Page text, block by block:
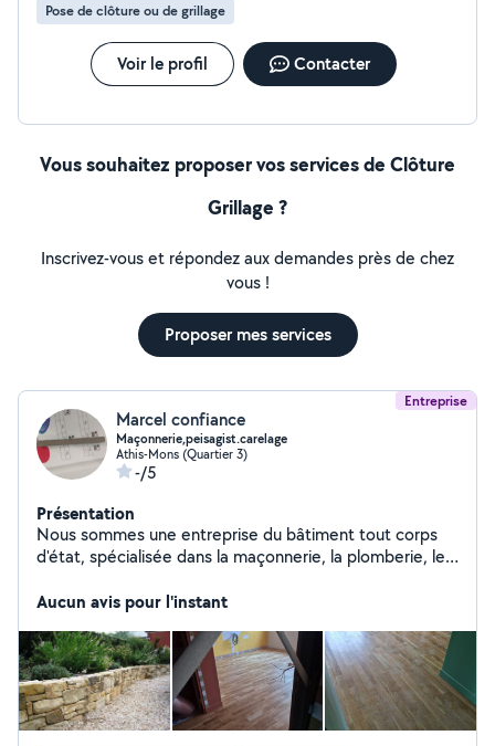
Pose de clôture ou de grillage
Voir le profil Contacter
Vous souhaitez proposer vos services de Clôture
Grillage ?
Inscrivez-vous et répondez aux demandes près de chez
vous !
Proposer mes services
Entreprise
Marcel confiance
Maçonnerie,peisagist.carelage
Athis-Mons (Quartier 3)
-/5
Présentation
Nous sommes une entreprise du bâtiment tout corps
d'état, spécialisée dans la maçonnerie, la plomberie, le
l'installation de portails et de clôtures. Notre équipe
extérieurs, en neuf comme en rénovation. Nous
garantissons des prestations de qualité, réalisées dans
le respect des normes françaises et des délais
convenus. Grâce à notre savoir-faire et notre sérieux,
nous accompagnons nos clients à chaque étape de leur
Aucun avis pour l'instant